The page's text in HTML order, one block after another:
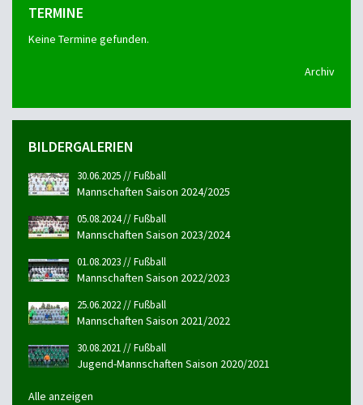
TERMINE
Keine Termine gefunden.
Archiv
BILDERGALERIEN
30.06.2025 // Fußball
Mannschaften Saison 2024/2025
05.08.2024 // Fußball
Mannschaften Saison 2023/2024
01.08.2023 // Fußball
Mannschaften Saison 2022/2023
25.06.2022 // Fußball
Mannschaften Saison 2021/2022
30.08.2021 // Fußball
Jugend-Mannschaften Saison 2020/2021
Alle anzeigen